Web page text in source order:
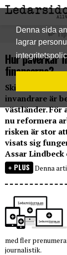
Denna sida
lagrar
Hur påverkar
finanserna?
Skillnaden i
invandrare är
västländer. För
nu reformera
risken är stor
visats sig
Assar Lindbeck
PLUS Denna
med fler
journalistik.